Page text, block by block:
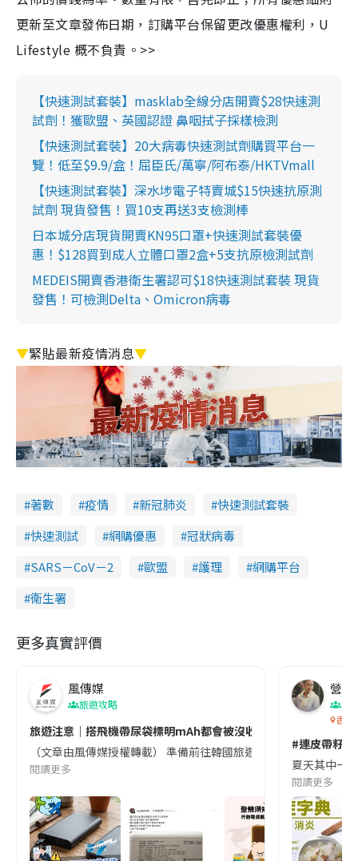
更新至文章發佈日期，訂購平台保留更改優惠權利，U
Lifestyle 概不負責。>>
【快速測試套裝】masklab全線分店開賣$28快速測
試劑！獲歐盟、英國認證 鼻咽拭子採樣檢測
【快速測試套裝】20大病毒快速測試劑購買平台一
覽！低至$9.9/盒！屈臣氏/萬寧/阿布泰/HKTVmall
【快速測試套裝】深水埗電子特賣城$15快速抗原測
試劑 現貨發售！買10支再送3支檢測棒
日本城分店現貨開賣KN95口罩+快速測試套裝優
惠！$128買到成人立體口罩2盒+5支抗原檢測試劑
MEDEIS開賣香港衛生署認可$18快速測試套裝 現貨
發售！可檢測Delta、Omicron病毒
▼緊貼最新疫情消息▼
著數 疫情 新冠肺炎
快速測試套裝
快速測試
網購優惠
冠狀病毒
SARS－CoV－2
歐盟 護理
網購平台
衞生署
更多真實評價
風傳媒
旅遊攻略
旅遊注意｜搭飛機帶尿袋標明mAh都會被沒收😱出發前切記檢查
（文章由風傳媒授權轉載） 準備前往韓國旅遊的民眾，近期要
閱讀更多
營養
香港
#連皮帶籽
夏天其中一
閱讀更多